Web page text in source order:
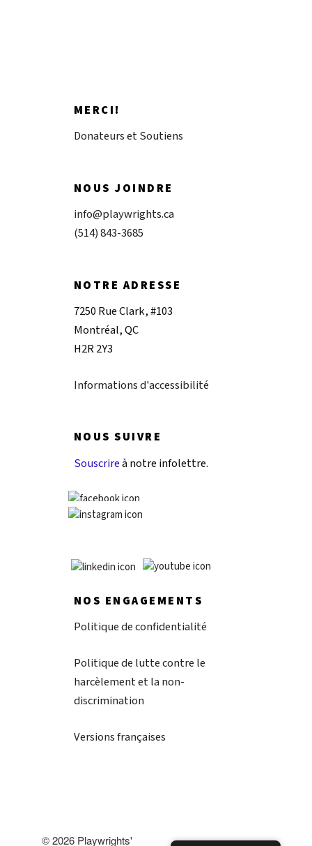
MERCI!
Donateurs et Soutiens
NOUS JOINDRE
info@playwrights.ca
(514) 843-3685
NOTRE ADRESSE
7250 Rue Clark, #103
Montréal, QC
H2R 2Y3
Informations d'accessibilité
NOUS SUIVRE
Souscrireà notre infolettre.
NOS ENGAGEMENTS
Politique de confidentialité
Politique de lutte contre le
harcèlement et la non-
discrimination
Versions françaises
© 2026 Playwrights'